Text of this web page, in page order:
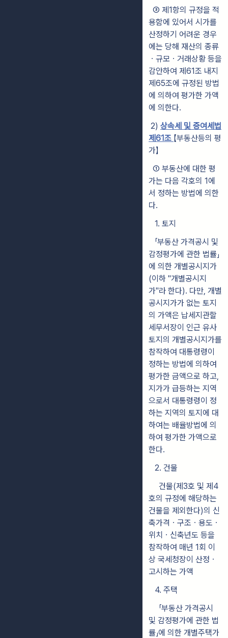
③ 제1항의 규정을 적
용함에 있어서 시가를
산정하기 어려운 경우
에는 당해 재산의 종류
ㆍ규모ㆍ거래상황 등을
감안하여 제61조 내지
제65조에 규정된 방법
에 의하여 평가한 가액
에 의한다.
2) 상속세 및 증여세법
제61조 【부동산등의 평
가】
① 부동산에 대한 평
가는 다음 각호의 1에
서 정하는 방법에 의한
다.
1. 토지
「부동산 가격공시 및
감정평가에 관한 법률」
에 의한 개별공시지가
(이 하 "개별공시지
가"라 한다). 다만, 개별
공시지가가 없는 토지
의 가액은 납세 지관할
세 무서장이 인근 유사
토지의 개별공시지가를
참작하여 대통령령이
정하는 방법에 의하여
평가한 금액으로 하고,
지가가 급등하는 지역
으로서 대통령령이 정
하는 지역의 토지에 대
하여는 배율방법에 의
하여 평가한 가액으로
한다.
2. 건물
건물(제3호 및 제4
호의 규정에 해당하는
건물을 제외한다)의 신
축가격 ㆍ구조ㆍ용도ㆍ
위치ㆍ신축년도 등을
참작하여 매년 1회 이
상 국세청장이 산정ㆍ
고시하는 가액
4. 주택
「부동산 가격공시
및 감정평가에 관한 법
률」에 의한 개별주택가